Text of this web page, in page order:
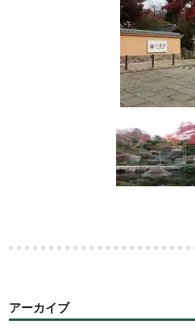
アーカイブ